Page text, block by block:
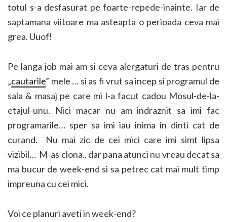
totul s-a desfasurat pe foarte-repede-inainte. Iar de
saptamana viitoare ma asteapta o perioada ceva mai
grea. Uuof!
Pe langa job mai am si ceva alergaturi de tras pentru
„cautarile” mele … si as fi vrut sa incep si programul de
sala & masaj pe care mi l-a facut cadou Mosul-de-la-
etajul-unu. Nici macar nu am indraznit sa imi fac
programarile… sper sa imi iau inima in dinti cat de
curand. Nu mai zic de cei mici care imi simt lipsa
vizibil… M-as clona.. dar pana atunci nu vreau decat sa
ma bucur de week-end si sa petrec cat mai mult timp
impreuna cu cei mici.
Voi ce planuri aveti in week-end?